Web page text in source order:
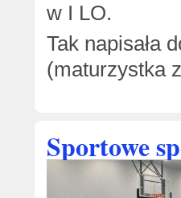
w I LO.
Tak napisała
(maturzystka
Sportowe